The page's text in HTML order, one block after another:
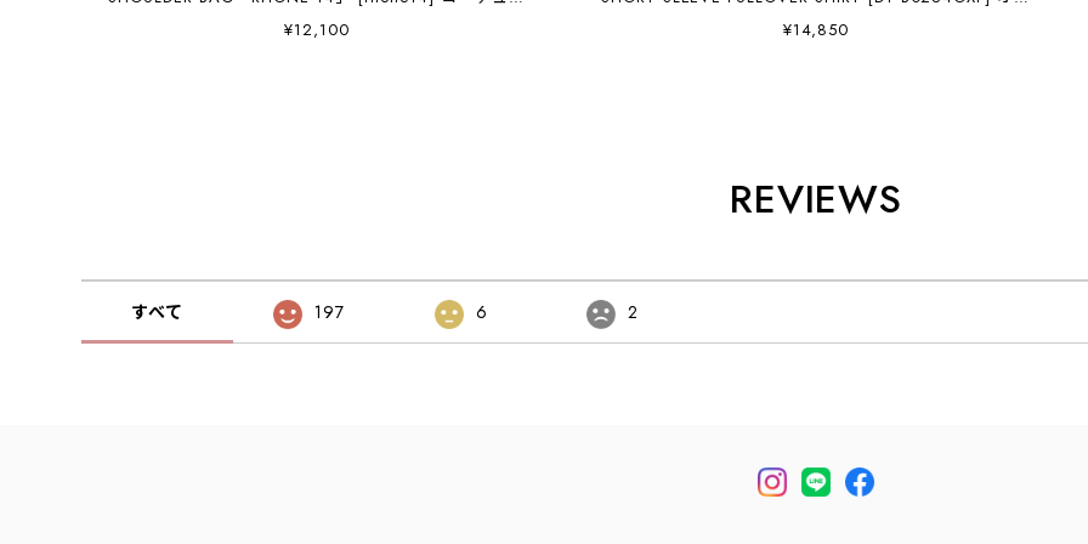
キャンバスワンショルダーバッグ「ローヌ14」・ショル
ダーバッグ・ワンショルダー・デイリーユース・14L・
¥12,100
スフォードラウンドカラーショートスリーブプルオーバ
ーシャツ・半袖シャツ・コットンシャツ・ギンガムチェ
¥14,850
REVIEWS
すべて 197 6 2